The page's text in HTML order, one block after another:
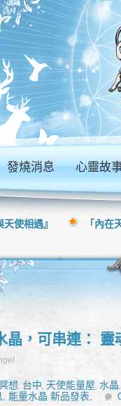
發燒消息 心靈故
晶，可串連： 靈
想, 台中, 天使能量屋, 水晶,
能量水晶 新品發表,
天使相遇』 「內在